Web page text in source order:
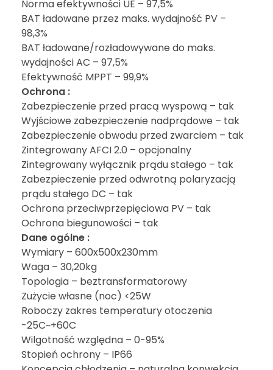
Norma efektywności UE – 97,5%
BAT ładowane przez maks. wydajność PV –
98,3%
BAT ładowane/rozładowywane do maks.
wydajności AC – 97,5%
Efektywność MPPT – 99,9%
Ochrona :
Zabezpieczenie przed pracą wyspową – tak
Wyjściowe zabezpieczenie nadprądowe – tak
Zabezpieczenie obwodu przed zwarciem – tak
Zintegrowany AFCI 2.0 – opcjonalny
Zintegrowany wyłącznik prądu stałego – tak
Zabezpieczenie przed odwrotną polaryzacją
prądu stałego DC – tak
Ochrona przeciwprzepięciowa PV – tak
Ochrona biegunowości – tak
Dane ogólne :
Wymiary – 600x500x230mm
Waga – 30,20kg
Topologia – beztransformatorowy
Zużycie własne (noc) <25W
Roboczy zakres temperatury otoczenia
-25C~+60C
Wilgotność względna – 0-95%
Stopień ochrony – IP66